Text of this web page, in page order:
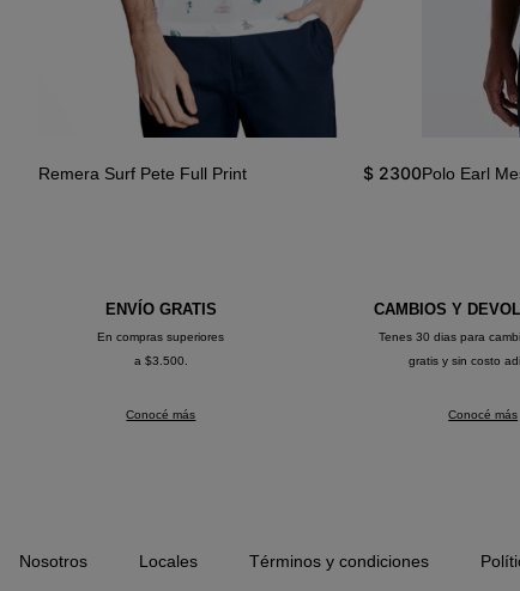
Remera Surf Pete Full Print $ 2300Polo Earl
ENVÍO GRATIS
En compras superiores
a $3.500.
Conocé más
CAMBIOS Y
Tenes 30 dias para
gratis y sin costo
Conocé más
Nosotros Locales Términos y condiciones